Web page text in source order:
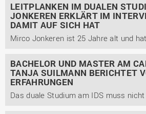
LEITPLANKEN IM DUALEN
JONKEREN ERKLÄRT IM
DAMIT AUF SICH HAT
BACHELOR UND MASTER AM
TANJA SUILMANN BERICHTET
ERFAHRUNGEN